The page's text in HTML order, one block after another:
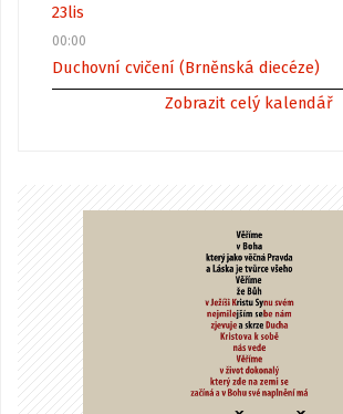
23lis
00:00
Duchovní cvičení (Brněnská diecéze)
Zobrazit celý kalendář